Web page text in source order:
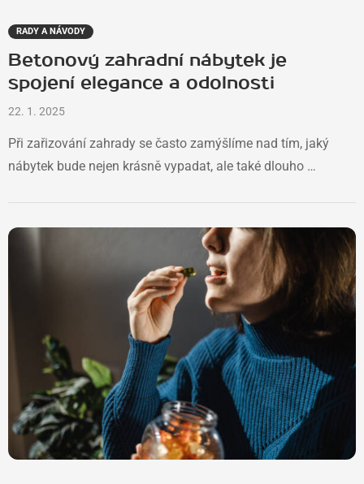
RADY A NÁVODY
Betonový zahradní nábytek je
spojení elegance a odolnosti
22. 1. 2025
Při zařizování zahrady se často zamýšlíme nad tím, jaký
nábytek bude nejen krásně vypadat, ale také dlouho …